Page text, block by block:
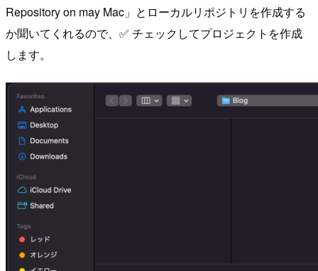
Repository on may Mac」とローカルリポジトリを作成する
か聞いてくれるので、✅ チェックしてプロジェクトを作成
します。